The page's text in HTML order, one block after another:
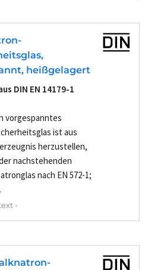
heißgelagert
DIN EN 14179-1
vorgespanntes
ist aus
herzustellen,
nachstehenden
nach EN 572-1;
-